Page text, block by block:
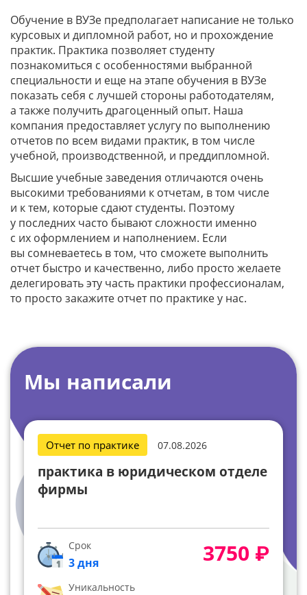
Обучение в ВУЗе предполагает написание не только
курсовых и дипломной работ, но и прохождение
практик. Практика позволяет студенту
познакомиться с особенностями выбранной
специальности и еще на этапе обучения в ВУЗе
показать себя с лучшей стороны работодателям,
а также получить драгоценный опыт. Наша
компания предоставляет услугу по выполнению
отчетов по всем видами практик, в том числе
учебной, производственной, и преддипломной.
Высшие учебные заведения отличаются очень
высокими требованиями к отчетам, в том числе
и к тем, которые сдают студенты. Поэтому
у последних часто бывают сложности именно
с их оформлением и наполнением. Если
вы сомневаетесь в том, что сможете выполнить
отчет быстро и качественно, либо просто желаете
делегировать эту часть практики профессионалам,
то просто закажите отчет по практике у нас.
Мы написали
Отчет по практике 07.08.2026
практика в юридическом отделе
фирмы
Срок
3 дня
Уникальность
3750 ₽